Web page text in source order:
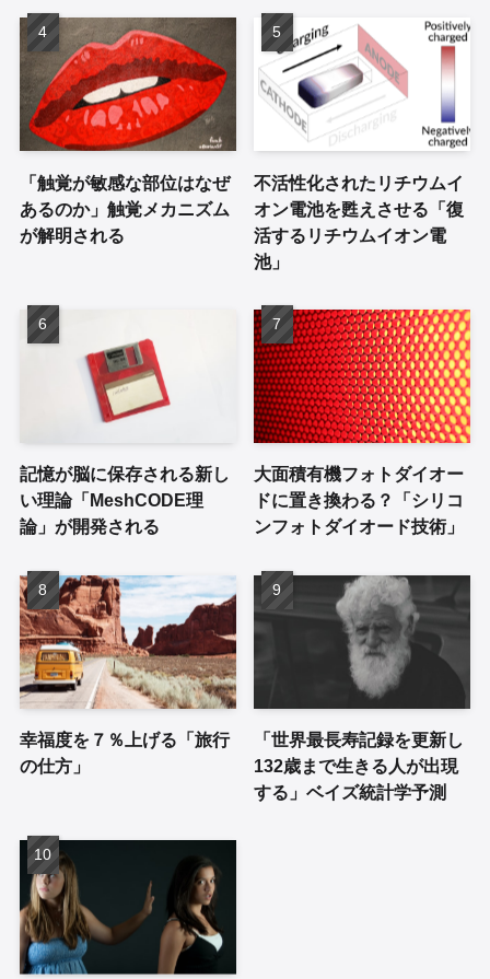
「触覚が敏感な部位はなぜ
あるのか」触覚メカニズム
が解明される
不活性化されたリチウムイ
オン電池を甦えさせる「復
活するリチウムイオン電
池」
記憶が脳に保存される新し
い理論「MeshCODE理
論」が開発される
大面積有機フォトダイオー
ドに置き換わる？「シリコ
ンフォトダイオード技術」
幸福度を７％上げる「旅行
の仕方」
「世界最長寿記録を更新し
132歳まで生きる人が出現
する」ベイズ統計学予測